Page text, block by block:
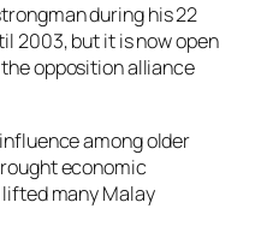
during his 22
2003, but it is now open
opposition alliance
among older
economic
many Malay